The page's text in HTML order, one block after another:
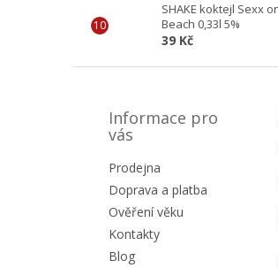
SHAKE koktejl Sexx
Beach 0,33l 5%
39 Kč
Informace pro
vás
Prodejna
Doprava a platba
Ověření věku
Kontakty
Blog